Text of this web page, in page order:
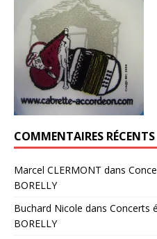
COMMENTAIRES RÉCENTS
Marcel CLERMONT dans
BORELLY
Buchard Nicole dans Concerts
BORELLY